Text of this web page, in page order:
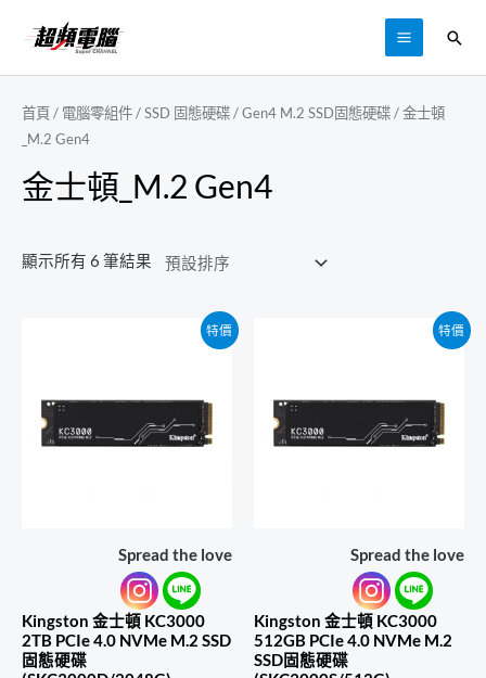
主
MAIN
搜
尋
首頁/ 電腦零組件/SSD 固態硬碟/Gen4 M.2 SSD固態硬碟/ 金士頓
_M.2 Gen4
金士頓_M.2 Gen4
顯示所有 6 筆結果
特價
Spread the love
Kingston 金士頓 KC3000
2TB PCIe 4.0 NVMe M.2 SSD
固態硬碟
特價
Spread the love
Kingston 金士頓 KC3000
512GB PCIe 4.0 NVMe M.2
SSD固態硬碟